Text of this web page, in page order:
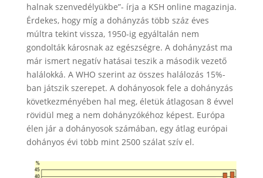
halnak szenvedélyükbe”- írja a KSH online magazinja.
Érdekes, hogy míg a dohányzás több száz éves
múltra tekint vissza, 1950-ig egyáltalán nem
gondolták károsnak az egészségre. A dohányzást ma
már ismert negatív hatásai teszik a második vezető
halálokká. A WHO szerint az összes halálozás 15%-
ban játszik szerepet. A dohányosok fele a dohányzás
következményében hal meg, életük átlagosan 8 évvel
rövidül meg a nem dohányzókéhoz képest. Európa
élen jár a dohányosok számában, egy átlag európai
dohányos évi több mint 2500 szálat szív el.